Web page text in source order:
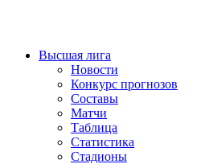
Высшая лига
Новости
Конкурс прогнозов
Составы
Матчи
Таблица
Статистика
Стадионы